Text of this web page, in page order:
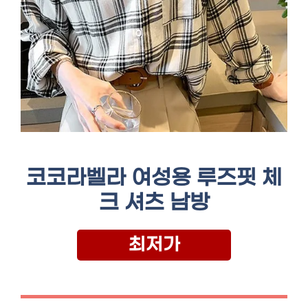
코코라벨라 여성용 루즈핏 체
크 셔츠 남방
최저가